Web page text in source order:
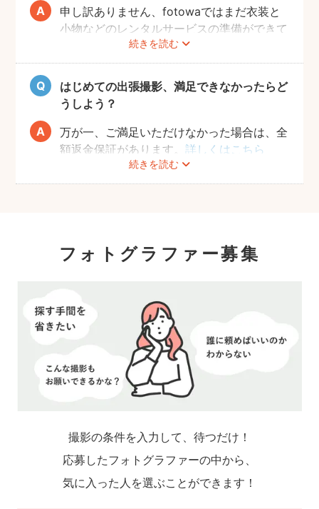
続きを読む
申し訳ありません、fotowaではまだ衣装と
小物などのレンタルサービスの準備ができて
おりませんので、お客様ご自身にご用意をお
願いしております。
はじめての出張撮影、満足できなかったらど
うしよう？
続きを読む
万が一、ご満足いただけなかった場合は、全
額返金保証があります。詳しくはこちら
フォトグラファー募集
撮影の条件を入力して、待つだけ！
応募したフォトグラファーの中から、
気に入った人を選ぶことができます！